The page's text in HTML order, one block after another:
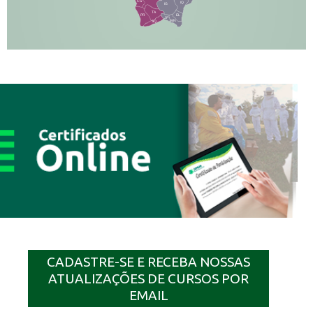
IQ
EL
JP
CS
PR
TA
SQ
IG
MN
CADASTRE-SE E RECEBA NOSSAS
ATUALIZAÇÕES DE CURSOS POR
EMAIL